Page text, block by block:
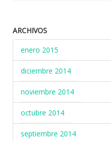
ARCHIVOS
enero 2015
diciembre 2014
noviembre 2014
octubre 2014
septiembre 2014